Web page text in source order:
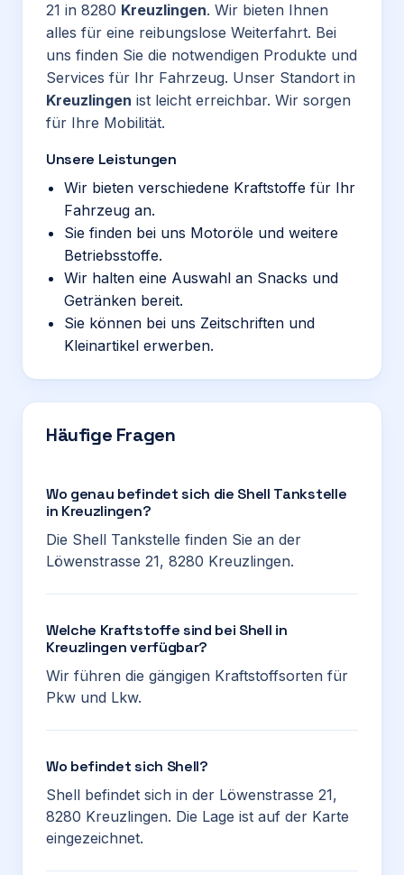
21 in 8280 Kreuzlingen. Wir bieten Ihnen
alles für eine reibungslose Weiterfahrt. Bei
uns finden Sie die notwendigen Produkte und
Services für Ihr Fahrzeug. Unser Standort in
Kreuzlingen ist leicht erreichbar. Wir sorgen
für Ihre Mobilität.
Unsere Leistungen
Wir bieten verschiedene Kraftstoffe für Ihr
Fahrzeug an.
Sie finden bei uns Motoröle und weitere
Betriebsstoffe.
Wir halten eine Auswahl an Snacks und
Getränken bereit.
Sie können bei uns Zeitschriften und
Kleinartikel erwerben.
Häufige Fragen
Wo genau befindet sich die Shell Tankstelle
in Kreuzlingen?
Die Shell Tankstelle finden Sie an der
Löwenstrasse 21, 8280 Kreuzlingen.
Welche Kraftstoffe sind bei Shell in
Kreuzlingen verfügbar?
Wir führen die gängigen Kraftstoffsorten für
Pkw und Lkw.
Wo befindet sich Shell?
Shell befindet sich in der Löwenstrasse 21,
8280 Kreuzlingen. Die Lage ist auf der Karte
eingezeichnet.